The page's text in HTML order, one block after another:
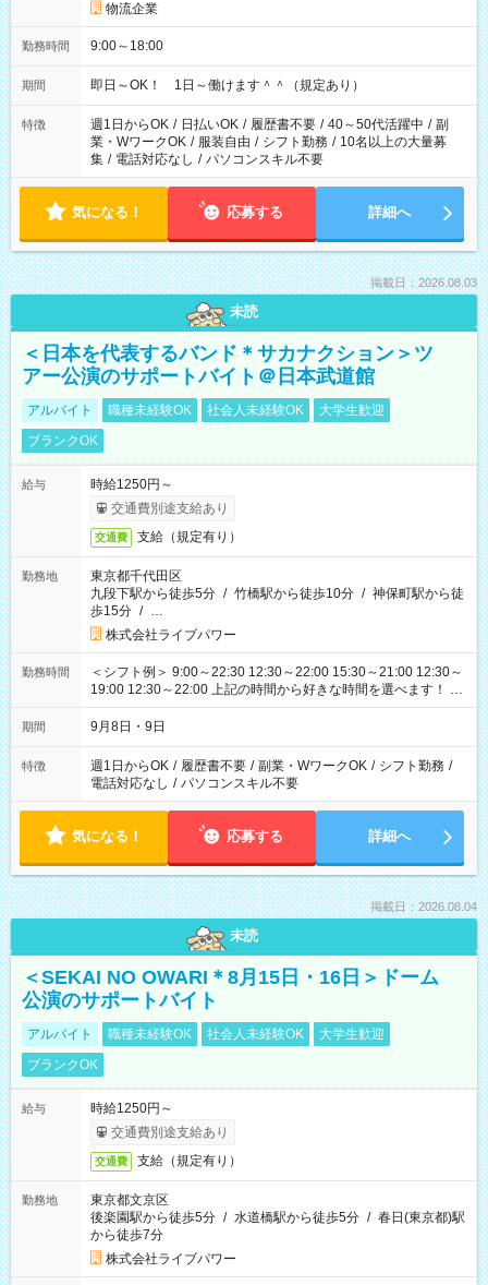
物流企業
勤務時間 9:00～18:00
期間 即日～OK！ 1日～働けます＾＾（規定あり）
特徴 週1日からOK / 日払いOK / 履歴書不要 / 40～50代活躍中 / 副
業・WワークOK / 服装自由 / シフト勤務 / 10名以上の大量募
集 / 電話対応なし / パソコンスキル不要
気になる！ 応募する 詳細へ
掲載日：2026.08.03
未読
＜日本を代表するバンド＊サカナクション＞ツ
アー公演のサポートバイト＠日本武道館
アルバイト 職種未経験OK 社会人未経験OK
大学生歓迎
ブランクOK
給与
時給1250円～
交通費別途支給あり
交通費 支給（規定有り）
勤務地
東京都千代田区
九段下駅から徒歩5分 / 竹橋駅から徒歩10分 / 神保町駅から徒
歩15分 / …
株式会社ライブパワー
勤務時間
＜シフト例＞ 9:00～22:30 12:30～22:00 15:30～21:00 12:30～
19:00 12:30～22:00 上記の時間から好きな時間を選べます！ ※
時間は変更となる可能性があります
期間 9月8日・9日
特徴 週1日からOK / 履歴書不要 / 副業・WワークOK / シフト勤務 /
電話対応なし / パソコンスキル不要
気になる！ 応募する 詳細へ
掲載日：2026.08.04
未読
＜SEKAI NO OWARI＊8月15日・16日＞ドーム
公演のサポートバイト
アルバイト 職種未経験OK 社会人未経験OK
大学生歓迎
ブランクOK
給与
時給1250円～
交通費別途支給あり
交通費 支給（規定有り）
勤務地
東京都文京区
後楽園駅から徒歩5分 / 水道橋駅から徒歩5分 / 春日(東京都)駅
から徒歩7分
株式会社ライブパワー